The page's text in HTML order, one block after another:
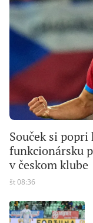
Souček si popri
funkcionársku
v českom klube
št 08:36